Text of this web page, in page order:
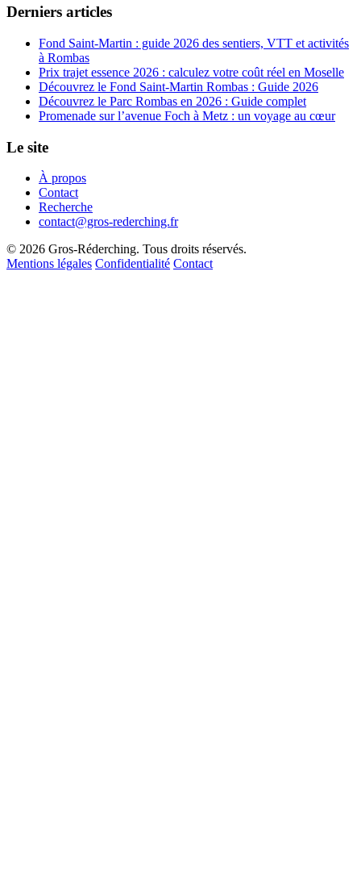
Derniers articles
Fond Saint-Martin : guide 2026 des sentiers, VTT et activités
à Rombas
Prix trajet essence 2026 : calculez votre coût réel en Moselle
Découvrez le Fond Saint-Martin Rombas : Guide 2026
Découvrez le Parc Rombas en 2026 : Guide complet
Promenade sur l’avenue Foch à Metz : un voyage au cœur
Le site
À propos
Contact
Recherche
contact@gros-rederching.fr
© 2026 Gros-Réderching. Tous droits réservés.
Mentions légales Confidentialité Contact